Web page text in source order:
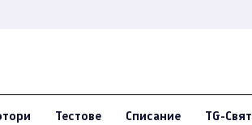
Тестове Списание TG-Свят